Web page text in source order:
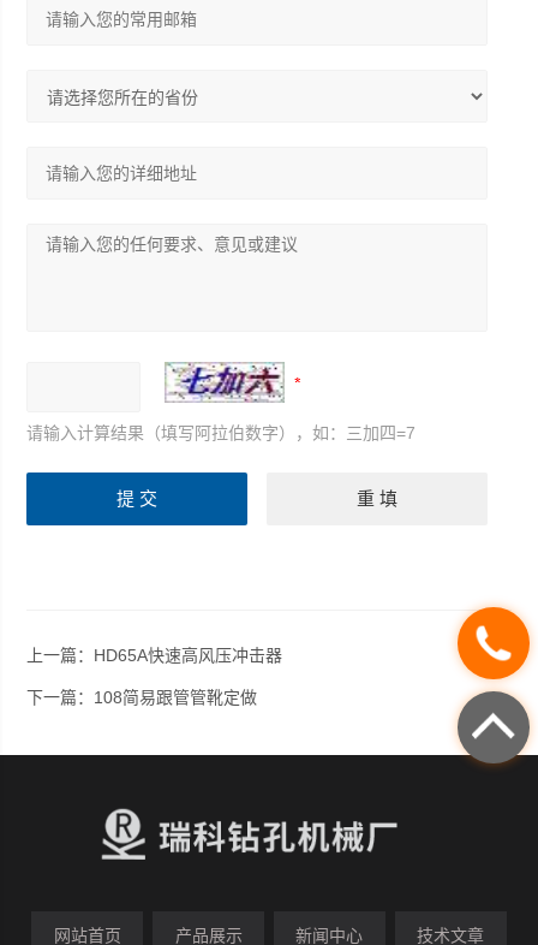
请输入计算结果（填写阿拉伯数字），如：三加四=7
上一篇： HD65A快速高风压冲击器
下一篇： 108简易跟管管靴定做
网站首页 产品展示 新闻中心 技术文章